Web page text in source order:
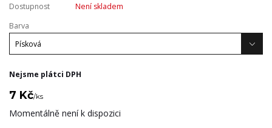
Dostupnost
Není skladem
Barva
Nejsme plátci DPH
7 Kč/ks
Momentálně není k dispozici